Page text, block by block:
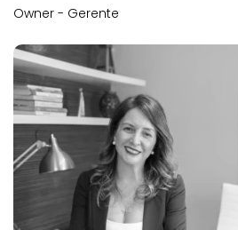
Owner - Gerente